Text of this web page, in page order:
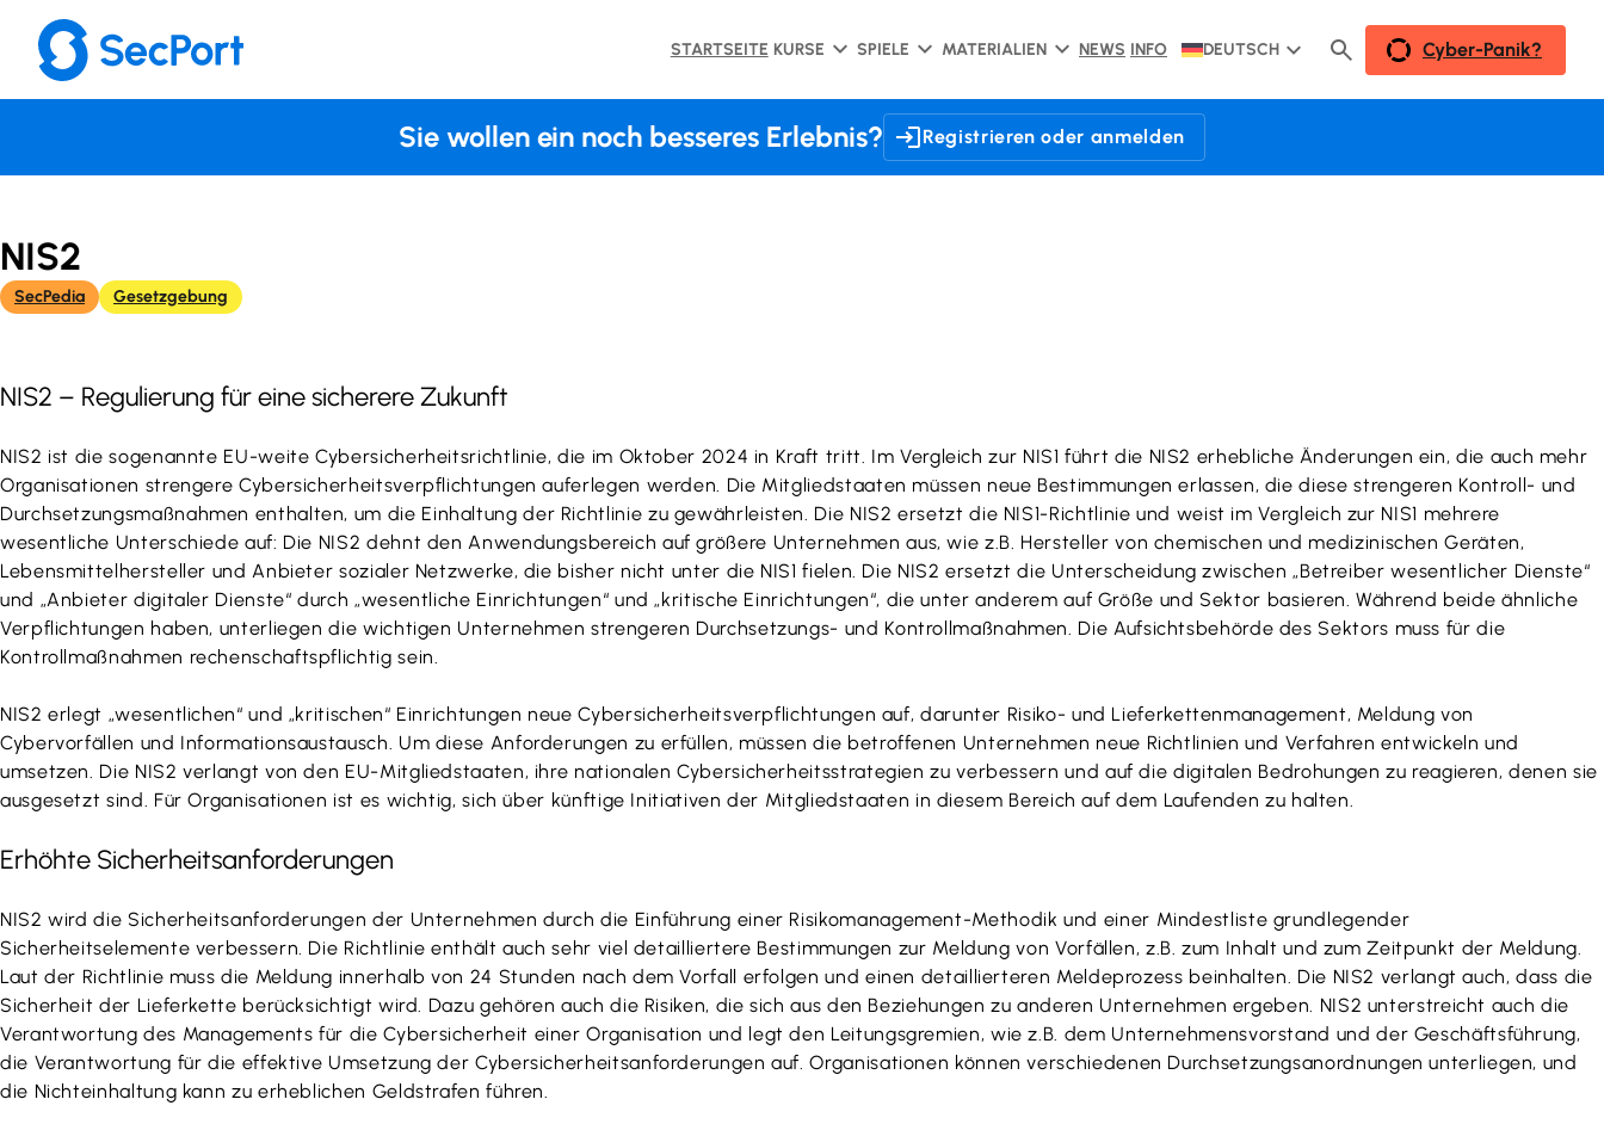
Inhalt
wechseln
STARTSEITE KURSE SPIELE MATERIALIEN NEWS INFO DEUTSCH Cyber-Panik?
Sie wollen ein noch besseres Erlebnis? Registrieren oder anmelden
NIS2
SecPedia Gesetzgebung
NIS2 – Regulierung für eine sicherere Zukunft
NIS2 ist die sogenannte EU-weite Cybersicherheitsrichtlinie, die im Oktober 2024 in Kraft tritt. Im Vergleich zur NIS1 führt die NIS2 erhebliche Änderungen ein, die auch mehr
Organisationen strengere Cybersicherheitsverpflichtungen auferlegen werden. Die Mitgliedstaaten müssen neue Bestimmungen erlassen, die diese strengeren Kontroll- und
Durchsetzungsmaßnahmen enthalten, um die Einhaltung der Richtlinie zu gewährleisten. Die NIS2 ersetzt die NIS1-Richtlinie und weist im Vergleich zur NIS1 mehrere
wesentliche Unterschiede auf: Die NIS2 dehnt den Anwendungsbereich auf größere Unternehmen aus, wie z.B. Hersteller von chemischen und medizinischen Geräten,
Lebensmittelhersteller und Anbieter sozialer Netzwerke, die bisher nicht unter die NIS1 fielen. Die NIS2 ersetzt die Unterscheidung zwischen „Betreiber wesentlicher Dienste“
und „Anbieter digitaler Dienste“ durch „wesentliche Einrichtungen“ und „kritische Einrichtungen“, die unter anderem auf Größe und Sektor basieren. Während beide ähnliche
Verpflichtungen haben, unterliegen die wichtigen Unternehmen strengeren Durchsetzungs- und Kontrollmaßnahmen. Die Aufsichtsbehörde des Sektors muss für die
Kontrollmaßnahmen rechenschaftspflichtig sein.
NIS2 erlegt „wesentlichen“ und „kritischen“ Einrichtungen neue Cybersicherheitsverpflichtungen auf, darunter Risiko- und Lieferkettenmanagement, Meldung von
Cybervorfällen und Informationsaustausch. Um diese Anforderungen zu erfüllen, müssen die betroffenen Unternehmen neue Richtlinien und Verfahren entwickeln und
umsetzen. Die NIS2 verlangt von den EU-Mitgliedstaaten, ihre nationalen Cybersicherheitsstrategien zu verbessern und auf die digitalen Bedrohungen zu reagieren, denen sie
ausgesetzt sind. Für Organisationen ist es wichtig, sich über künftige Initiativen der Mitgliedstaaten in diesem Bereich auf dem Laufenden zu halten.
Erhöhte Sicherheitsanforderungen
NIS2 wird die Sicherheitsanforderungen der Unternehmen durch die Einführung einer Risikomanagement-Methodik und einer Mindestliste grundlegender
Sicherheitselemente verbessern. Die Richtlinie enthält auch sehr viel detailliertere Bestimmungen zur Meldung von Vorfällen, z.B. zum Inhalt und zum Zeitpunkt der Meldung.
Laut der Richtlinie muss die Meldung innerhalb von 24 Stunden nach dem Vorfall erfolgen und einen detaillierteren Meldeprozess beinhalten. Die NIS2 verlangt auch, dass die
Sicherheit der Lieferkette berücksichtigt wird. Dazu gehören auch die Risiken, die sich aus den Beziehungen zu anderen Unternehmen ergeben. NIS2 unterstreicht auch die
Verantwortung des Managements für die Cybersicherheit einer Organisation und legt den Leitungsgremien, wie z.B. dem Unternehmensvorstand und der Geschäftsführung,
die Verantwortung für die effektive Umsetzung der Cybersicherheitsanforderungen auf. Organisationen können verschiedenen Durchsetzungsanordnungen unterliegen, und
die Nichteinhaltung kann zu erheblichen Geldstrafen führen.